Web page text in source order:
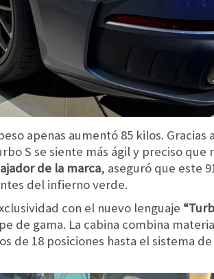
apenas aumentó 85 kilos. Gracias
S se siente más ágil y preciso
de la marca, aseguró que este
del infierno verde.
con el nuevo lenguaje
de gama. La cabina combina
de 18 posiciones hasta el sistema